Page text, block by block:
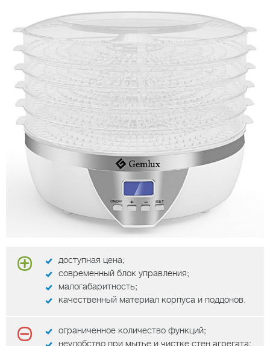
доступная цена;
современный блок управления;
малогабаритность;
качественный материал корпуса и поддонов.
ограниченное количество функций;
неудобство при мытье и чистке стен агрегата;